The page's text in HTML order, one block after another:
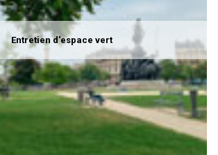
Entretien d'espace vert